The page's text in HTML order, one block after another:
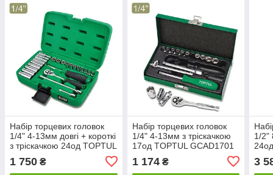
Набір торцевих головок
1/4" 4-13мм довгі + короткі
з тріскачкою 24од TOPTUL
1 750 ₴
Набір торцевих головок
1/4" 4-13мм з тріскачкою
17од TOPTUL GCAD1701
1 174₴
1/2"
3